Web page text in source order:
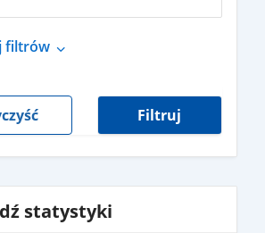
filtrów
Filtruj
statystyki